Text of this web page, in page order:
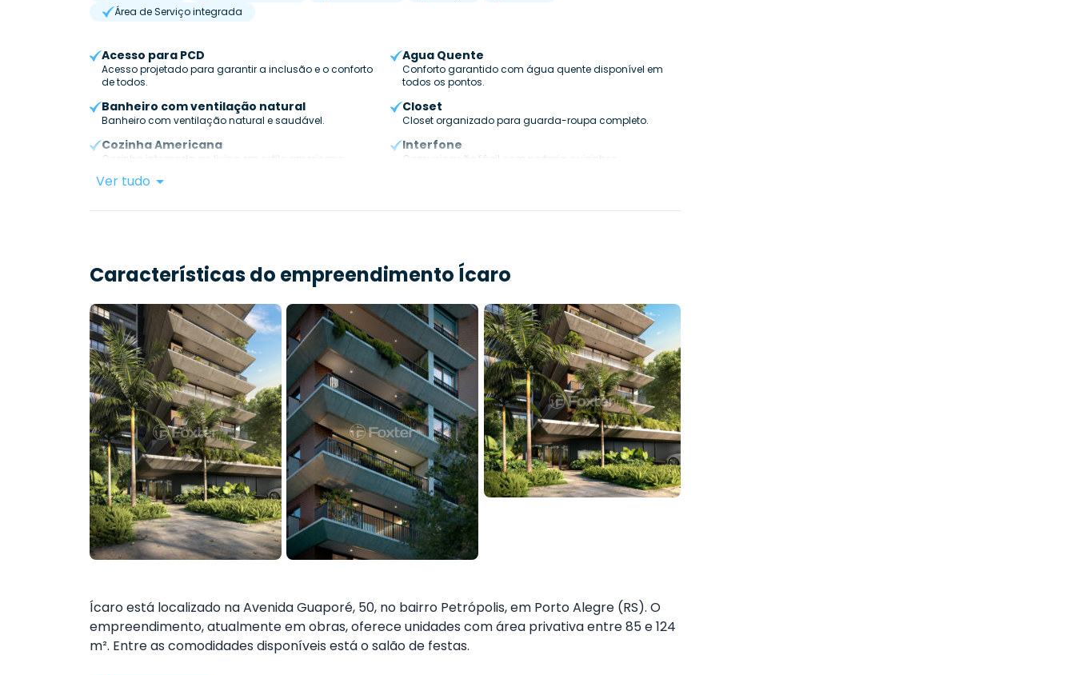
Área de Serviço integrada
Acesso para PCD
Acesso projetado para garantir a inclusão e o conforto
de todos.
Agua Quente
Conforto garantido com água quente disponível em
todos os pontos.
Banheiro com ventilação natural
Banheiro com ventilação natural e saudável.
Closet
Closet organizado para guarda-roupa completo.
Cozinha Americana
Cozinha integrada ao living em estilo americano.
Interfone
Comunicação fácil com portaria e vizinhos.
Ver tudo
Características do empreendimento Ícaro
Ícaro está localizado na Avenida Guaporé, 50, no bairro Petrópolis, em Porto Alegre (RS). O
empreendimento, atualmente em obras, oferece unidades com área privativa entre 85 e 124
m². Entre as comodidades disponíveis está o salão de festas.